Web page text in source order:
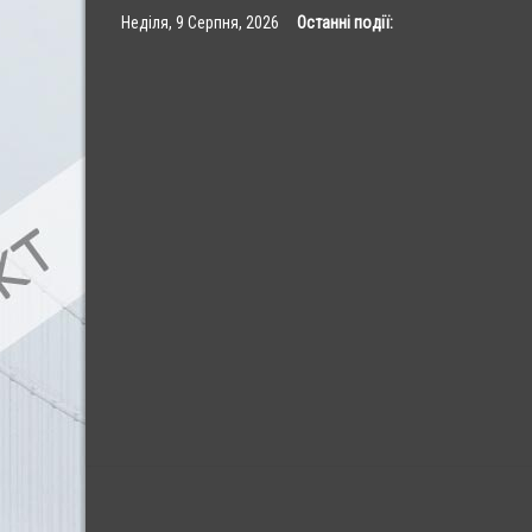
Неділя, 9 Серпня, 2026 Останні події: